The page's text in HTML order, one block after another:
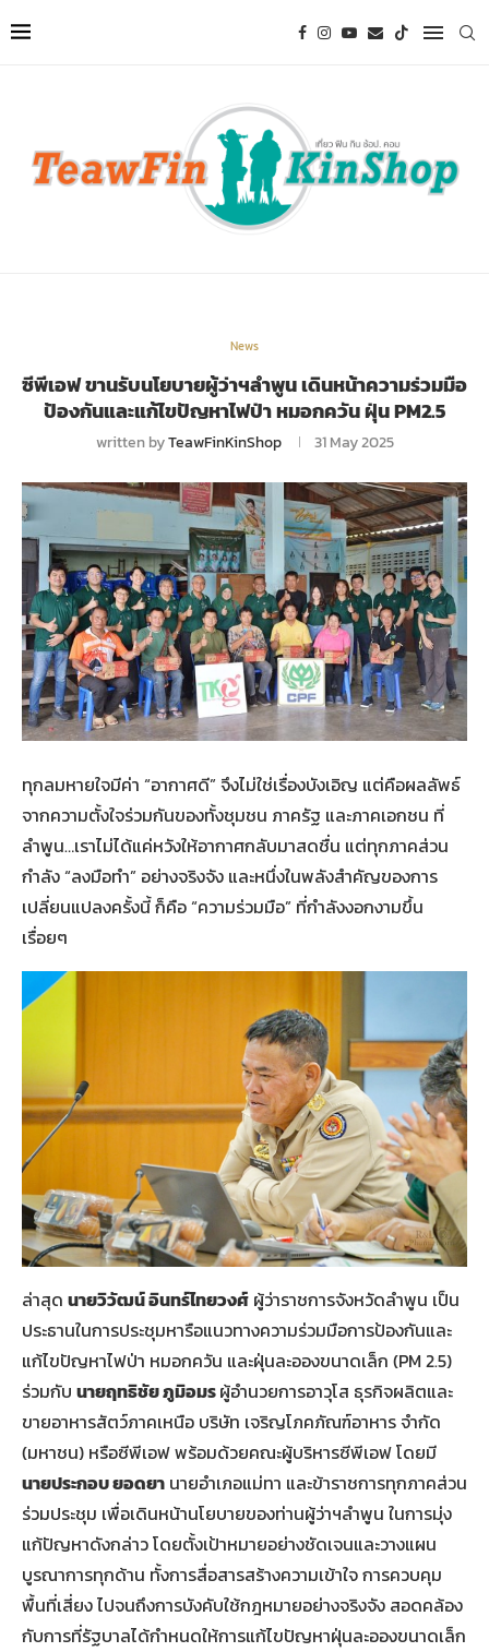
News
ซีพีเอฟ ขานรับนโยบายผู้ว่าฯลำพูน เดินหน้าความร่วมมือ
ป้องกันและแก้ไขปัญหาไฟป่า หมอกควัน ฝุ่น PM2.5
written byTeawFinKinShop 31 May 2025
ทุกลมหายใจมีค่า “อากาศดี” จึงไม่ใช่เรื่องบังเอิญ แต่คือผลลัพธ์
จากความตั้งใจร่วมกันของทั้งชุมชน ภาครัฐ และภาคเอกชน ที่
ลำพูน…เราไม่ได้แค่หวังให้อากาศกลับมาสดชื่น แต่ทุกภาคส่วน
กำลัง “ลงมือทำ” อย่างจริงจัง และหนึ่งในพลังสำคัญของการ
เปลี่ยนแปลงครั้งนี้ ก็คือ “ความร่วมมือ” ที่กำลังงอกงามขึ้น
เรื่อยๆ
ล่าสุด นายวิวัฒน์อินทร์ไทยวงศ์ ผู้ว่าราชการจังหวัดลำพูน เป็น
ประธานในการประชุมหารือแนวทางความร่วมมือการป้องกันและ
แก้ไขปัญหาไฟป่า หมอกควัน และฝุ่นละอองขนาดเล็ก (PM 2.5)
ร่วมกับ นายฤทธิชัยภูมิอมรผู้อำนวยการอาวุโส ธุรกิจผลิตและ
ขายอาหารสัตว์ภาคเหนือ บริษัท เจริญโภคภัณฑ์อาหาร จำกัด
(มหาชน) หรือซีพีเอฟ พร้อมด้วยคณะผู้บริหารซีพีเอฟ โดยมี
นายประกอบยอดยา นายอำเภอแม่ทา และข้าราชการทุกภาคส่วน
ร่วมประชุม เพื่อเดินหน้านโยบายของท่านผู้ว่าฯลำพูน ในการมุ่ง
แก้ปัญหาดังกล่าว โดยตั้งเป้าหมายอย่างชัดเจนและวางแผน
บูรณาการทุกด้าน ทั้งการสื่อสารสร้างความเข้าใจ การควบคุม
พื้นที่เสี่ยง ไปจนถึงการบังคับใช้กฎหมายอย่างจริงจัง สอดคล้อง
กับการที่รัฐบาลได้กำหนดให้การแก้ไขปัญหาฝุ่นละอองขนาดเล็ก